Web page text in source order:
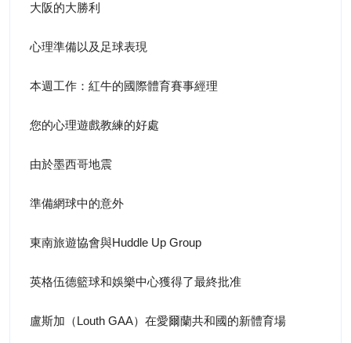
大阪的大勝利
心理準備以及足球表現
本週工作：紅牛的國際體育賽事經理
您的心理遊戲教練的好處
由於墨西哥地震
準備網球中的意外
東南旅遊協會與Huddle Up Group
英格伍德籃球和娛樂中心獲得了最終批准
盧斯加（Louth GAA）在愛爾蘭共和國的新體育場